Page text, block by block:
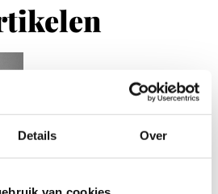
Details Over